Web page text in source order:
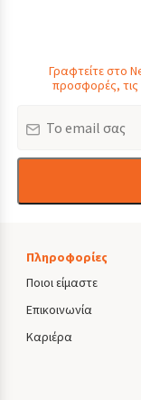
Γραφτείτε στο
προσφορές, τις
Πληροφορίες
Ποιοι είμαστε
Επικοινωνία
Καριέρα